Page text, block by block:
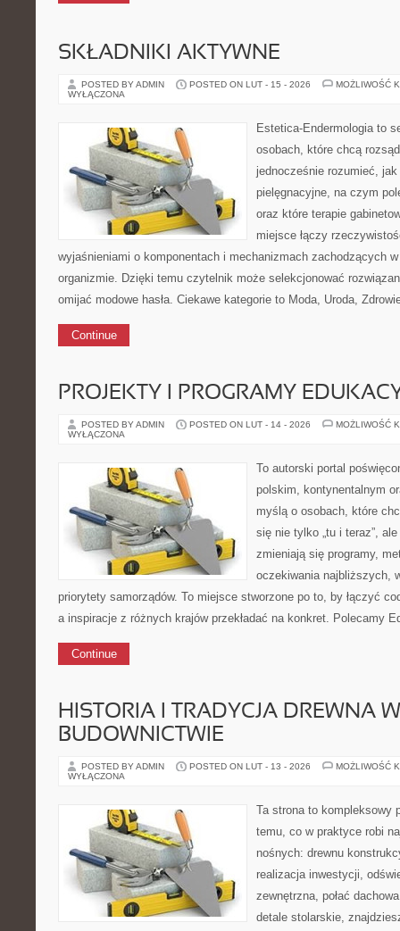
SKŁADNIKI AKTYWNE
POSTED BY ADMIN POSTED ON LUT - 15 - 2026
MOŻLIWOŚĆ
WYŁĄCZONA
Estetica-Endermologia to
osobach, które chcą
jednocześnie rozumieć, jak
pielęgnacyjne, na czym
oraz które terapie
miejsce łączy
wyjaśnieniami o komponentach i mechanizmach zachodzących
organizmie. Dzięki temu czytelnik może selekcjonować
omijać modowe hasła. Ciekawe kategorie to Moda, Uroda,
Continue
PROJEKTY I PROGRAMY
POSTED BY ADMIN POSTED ON LUT - 14 - 2026
MOŻLIWOŚĆ
WYŁĄCZONA
To autorski portal
polskim, kontynentalnym
myślą o osobach, które
się nie tylko „tu i teraz”,
zmieniają się programy,
oczekiwania najbliższych,
priorytety samorządów. To miejsce stworzone po to, by łączyć
a inspiracje z różnych krajów przekładać na konkret. Polecamy
Continue
HISTORIA I TRADYCJA DREWNA W
BUDOWNICTWIE
POSTED BY ADMIN POSTED ON LUT - 13 - 2026
MOŻLIWOŚĆ
WYŁĄCZONA
Ta strona to kompleksowy
temu, co w praktyce robi
nośnych: drewnu
realizacja inwestycji,
zewnętrzna, połać
detale stolarskie,